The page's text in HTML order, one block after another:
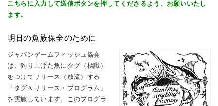
こちらに入力して送信ボタンを押してくださるよう、お願いいたし
ます。
明日の魚族保全のために
ジャパンゲームフィッシュ協会
は、釣り上げた魚にタグ（標識）
をつけてリリース（放流）する
「タグ＆リリース・プログラム」
を実施しています。このプログラ